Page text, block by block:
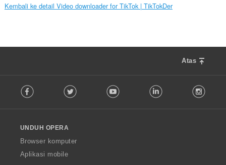
Kembali ke detail Video downloader for TikTok | TikTokDer
Atas
o
w
O
p
Facebook Twitter Youtube LinkedIn
UNDUH OPERA
Browser komputer
Aplikasi mobile